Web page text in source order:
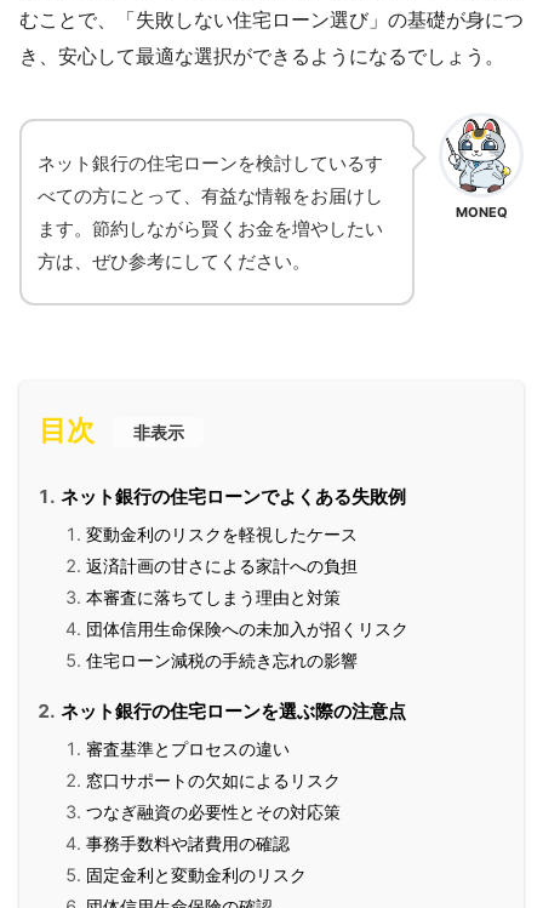
むことで、「失敗しない住宅ローン選び」の基礎が身につ
き、安心して最適な選択ができるようになるでしょう。
MONEQ
ネット銀行の住宅ローンを検討しているす
べての方にとって、有益な情報をお届けし
ます。節約しながら賢くお金を増やしたい
方は、ぜひ参考にしてください。
目次 非表示
ネット銀行の住宅ローンでよくある失敗例
変動金利のリスクを軽視したケース
返済計画の甘さによる家計への負担
本審査に落ちてしまう理由と対策
団体信用生命保険への未加入が招くリスク
住宅ローン減税の手続き忘れの影響
ネット銀行の住宅ローンを選ぶ際の注意点
審査基準とプロセスの違い
窓口サポートの欠如によるリスク
つなぎ融資の必要性とその対応策
事務手数料や諸費用の確認
固定金利と変動金利のリスク